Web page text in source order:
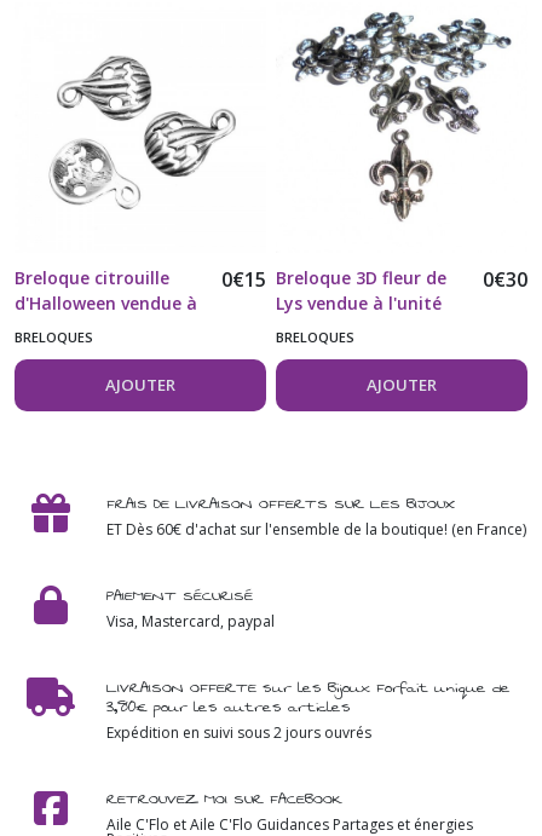
Breloque citrouille
d'Halloween vendue à
l'unité
0€15
BRELOQUES
AJOUTER
Breloque 3D fleur de
Lys vendue à l'unité
0€30
BRELOQUES
AJOUTER
FRAIS DE LIVRAISON OFFERTS SUR LES BIJOUX
ET Dès 60€ d'achat sur l'ensemble de la boutique! (en France)
PAIEMENT SÉCURISÉ
Visa, Mastercard, paypal
LIVRAISON OFFERTE sur les Bijoux Forfait unique de
3,80€ pour les autres articles
Expédition en suivi sous 2 jours ouvrés
RETROUVEZ MOI SUR FACEBOOK
Aile C'Flo et Aile C'Flo Guidances Partages et énergies